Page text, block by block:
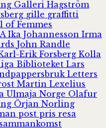
Galleri Hagström
gille graffitti
of Femmes
Ika Johannesson Irma
John Randle
Erik Forsberg Kolla
Biblioteket Lars
Letters
Martin Lexelius
Ulmaja Norge Olafur
Örjan Norling
post pris resa
sammankomst